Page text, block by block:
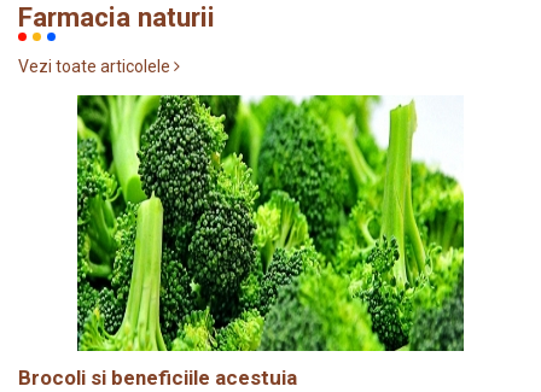
Farmacia naturii
Vezi toate articolele
Brocoli si beneficiile acestuia